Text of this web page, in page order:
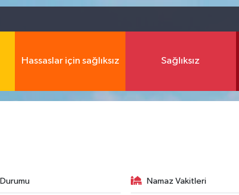
Hassaslar için sağlıksız Sağlıksız
Namaz Vakitleri